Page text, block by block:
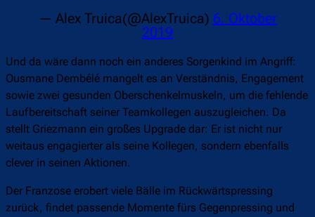
— Alex Truica(@AlexTruica) 6. Oktober
2019
Und da wäre dann noch ein anderes Sorgenkind im Angriff:
Ousmane Dembélé mangelt es an Verständnis, Engagement
sowie zwei gesunden Oberschenkelmuskeln, um die fehlende
Laufbereitschaft seiner Teamkollegen auszugleichen. Da
stellt Griezmann ein großes Upgrade dar: Er ist nicht nur
weitaus engagierter als seine Kollegen, sondern ebenfalls
clever in seinen Aktionen.
Der Franzose erobert viele Bälle im Rückwärtspressing
zurück, findet passende Momente fürs Gegenpressing und